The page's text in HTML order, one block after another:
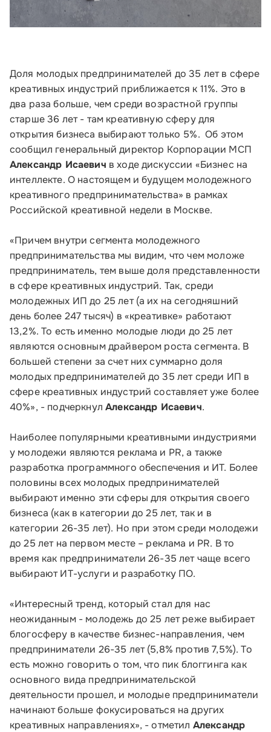
Малому и среднему бизнесу
Банкам и финансовым организациям
Инфраструктуре поддержки
О Корпорации
Блог
Контакты
Соцсети
Телефон:
8 800 100-11-00
Время работы:
Доля молодых предпринимателей до 35 лет в сфере
креативных индустрий приближается к 11%. Это в
два раза больше, чем среди возрастной группы
старше 36 лет - там креативную сферу для
открытия бизнеса выбирают только 5%. Об этом
сообщил генеральный директор Корпорации МСП
Александр Исаевич в ходе дискуссии «Бизнес на
интеллекте. О настоящем и будущем молодежного
креативного предпринимательства» в рамках
Российской креативной недели в Москве.
«Причем внутри сегмента молодежного
предпринимательства мы видим, что чем моложе
предприниматель, тем выше доля представленности
в сфере креативных индустрий. Так, среди
молодежных ИП до 25 лет (а их на сегодняшний
день более 247 тысяч) в «креативке» работают
13,2%. То есть именно молодые люди до 25 лет
являются основным драйвером роста сегмента. В
большей степени за счет них суммарно доля
молодых предпринимателей до 35 лет среди ИП в
сфере креативных индустрий составляет уже более
40%», - подчеркнулАлександр Исаевич.
Наиболее популярными креативными индустриями
у молодежи являются реклама и PR, а также
разработка программного обеспечения и ИТ. Более
половины всех молодых предпринимателей
выбирают именно эти сферы для открытия своего
бизнеса (как в категории до 25 лет, так и в
категории 26-35 лет). Но при этом среди молодежи
до 25 лет на первом месте – реклама и PR. В то
время как предприниматели 26-35 лет чаще всего
выбирают ИТ-услуги и разработку ПО.
«Интересный тренд, который стал для нас
неожиданным - молодежь до 25 лет реже выбирает
блогосферу в качестве бизнес-направления, чем
предприниматели 26-35 лет (5,8% против 7,5%). То
есть можно говорить о том, что пик блоггинга как
основного вида предпринимательской
деятельности прошел, и молодые предприниматели
начинают больше фокусироваться на других
креативных направлениях», - отметил Александр